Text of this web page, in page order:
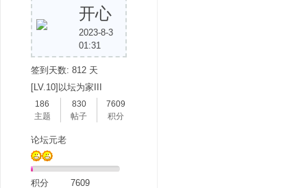
开心
2023-8-3
01:31
签到天数: 812 天
[LV.10]以坛为家III
186
主题
830
帖子
7609
积分
论坛元老
积分 7609